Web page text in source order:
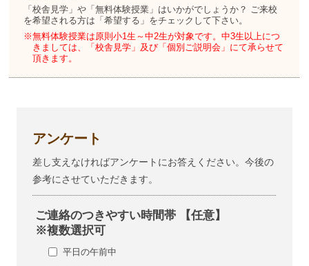
「校舎見学」や「無料体験授業」はいかがでしょうか？ ご来校
を希望される方は「希望する」をチェックして下さい。
※無料体験授業は原則小1生～中2生が対象です。中3生以上につ
きましては、「校舎見学」及び「個別ご説明会」にて承らせて
頂きます。
アンケート
差し支えなければアンケートにお答えください。今後の
参考にさせていただきます。
ご連絡のつきやすい時間帯 【任意】
※複数選択可
平日の午前中